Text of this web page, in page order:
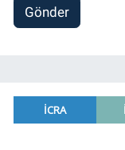
Gönder